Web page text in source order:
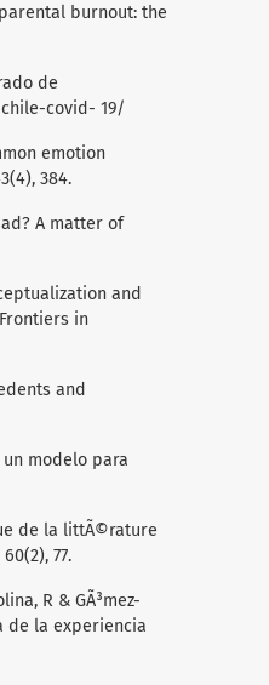
burnout: the
de
covid- 19/
emotion
384.
A matter of
and
in
and
un modelo para
de la littÃ©rature
77.
R & GÃ³mez-
de la experiencia